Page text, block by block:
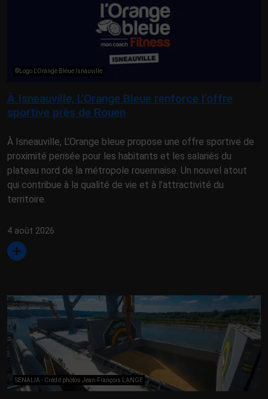
©Logo L'Orange Bleue Isnauville
À Isneauville, L’Orange Bleue renforce l’offre
sportive près de Rouen
À Isneauville, L’Orange bleue propose une offre sportive de
proximité pensée pour les habitants et les salariés du
plateau nord de la métropole rouennaise. Un nouvel atout
qui contribue à la qualité de vie et à l’attractivité du
territoire.
4 août 2026
SENALIA - Crédit photos Jean-François LANGE